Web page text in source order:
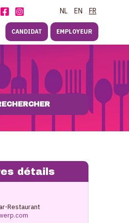
NL EN FR
CANDIDAT EMPLOYEUR
détails
Restaurant